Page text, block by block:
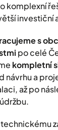
komplexní
investiční
s
po celé
kompletní
návrhu a
až po
údržbu.